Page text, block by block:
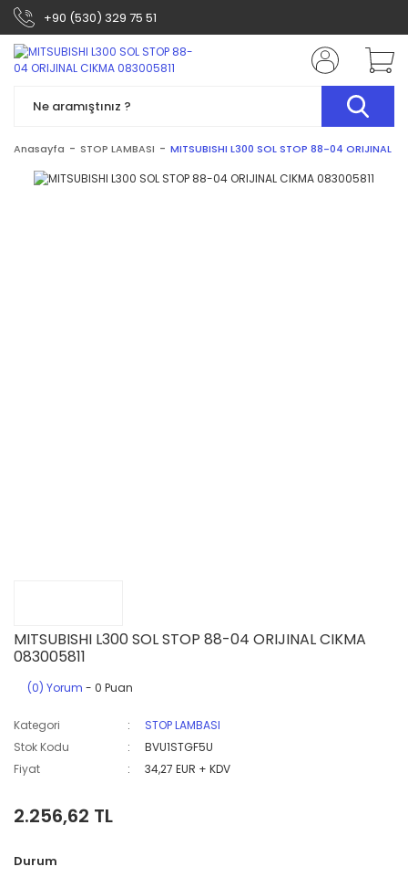
+90 (530) 329 75 51
Anasayfa STOP LAMBASI MITSUBISHI L300 SOL STOP 88-04 ORIJINAL
MITSUBISHI L300 SOL STOP 88-04 ORIJINAL CIKMA
083005811
(0) Yorum - 0 Puan
Kategori
STOP LAMBASI
Stok Kodu
BVU1STGF5U
Fiyat
34,27 EUR + KDV
2.256,62 TL
Durum